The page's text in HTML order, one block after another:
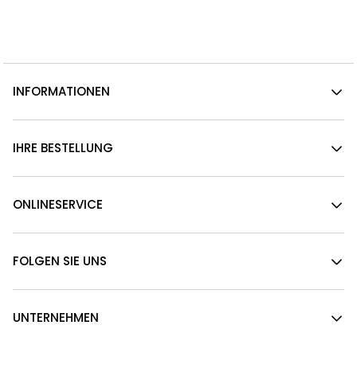
INFORMATIONEN
IHRE BESTELLUNG
ONLINESERVICE
FOLGEN SIE UNS
UNTERNEHMEN